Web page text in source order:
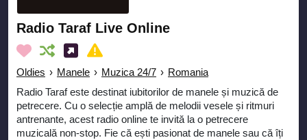
Radio Taraf Live Online
Oldies › Manele › Muzica 24/7 › Romania
Radio Taraf este destinat iubitorilor de manele și muzică de
petrecere. Cu o selecție amplă de melodii vesele și ritmuri
antrenante, acest radio online te invită la o petrecere
muzicală non-stop. Fie că ești pasionat de manele sau că îți